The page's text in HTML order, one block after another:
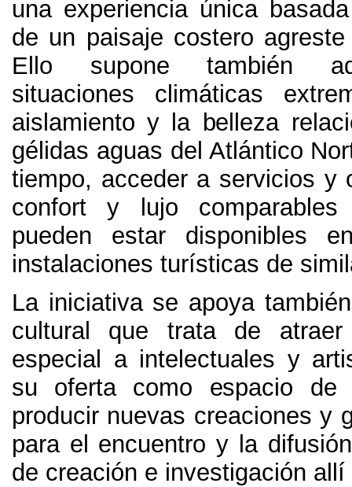
una experiencia única
de un paisaje costero
Ello supone también
situaciones climáticas
aislamiento y la belleza
gélidas aguas del Atlántico
tiempo, acceder a servicios y
confort y lujo
pueden estar disponibles
instalaciones turísticas de
La iniciativa se apoya
cultural que trata de
especial a intelectuales y
su oferta como espacio de
producir nuevas creaciones y
para el encuentro y la
de creación e investigación